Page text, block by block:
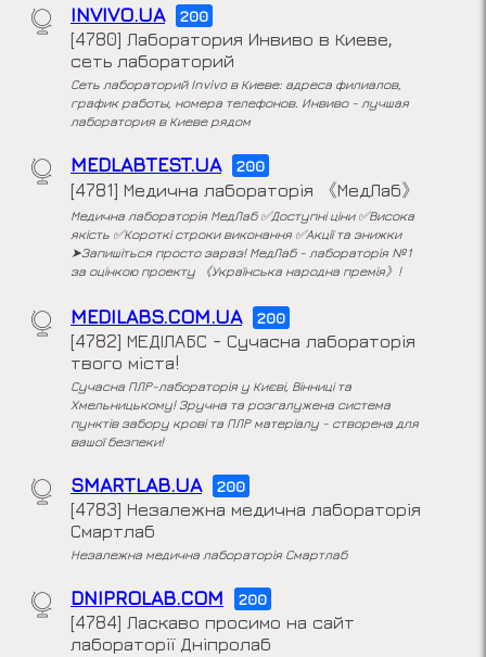
INVIVO.UA 200
[4780] Лаборатория Инвиво в Киеве,
сеть лабораторий
Сеть лабораторий Invivo в Киеве: адреса филиалов,
график работы, номера телефонов. Инвиво - лучшая
лаборатория в Киеве рядом
MEDLABTEST.UA 200
[4781] Медична лабораторія 《МедЛаб》
Медична лабораторія МедЛаб ✅Доступні ціни ✅Висока
якість ✅Короткі строки виконання ✅Акції та знижки
➤Запишіться просто зараз! МедЛаб - лабораторія №1
за оцінкою проекту 《Українська народна премія》!
MEDILABS.COM.UA 200
[4782] МЕДІЛАБС - Сучасна лабораторія
твого міста!
Сучасна ПЛР-лабораторія у Києві, Вінниці та
Хмельницькому! Зручна та розгалужена система
пунктів забору крові та ПЛР матеріалу - створена для
вашої безпеки!
SMARTLAB.UA 200
[4783] Незалежна медична лабораторія
Смартлаб
Незалежна медична лабораторія Смартлаб
DNIPROLAB.COM 200
[4784] Ласкаво просимо на сайт
лабораторії Дніпролаб